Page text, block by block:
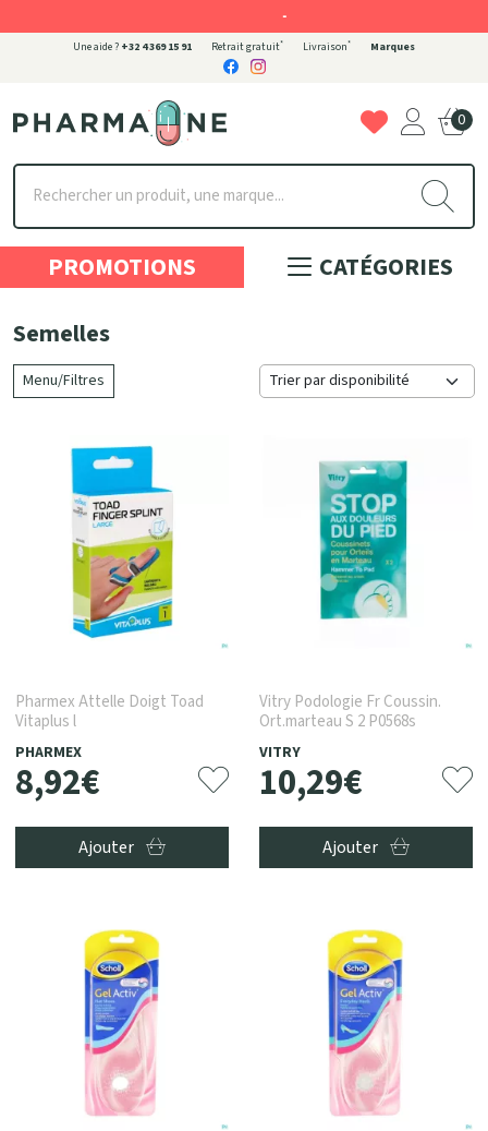
Une aide ? +32 4 369 15 91 Retrait gratuit* Livraison* Marques
Pharmaone Votre pharmacie en ligne à votre service
0
PROMOTIONS
CATÉGORIES
Semelles
Menu/Filtres
Pharmex Attelle Doigt Toad
Vitaplus l
PHARMEX
8,92€
Ajouter
Vitry Podologie Fr Coussin.
Ort.marteau S 2 P0568s
VITRY
10,29€
Ajouter